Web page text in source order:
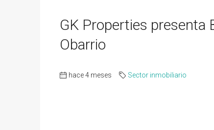
GK Properties presenta
Obarrio
hace 4 meses Sector inmobiliario